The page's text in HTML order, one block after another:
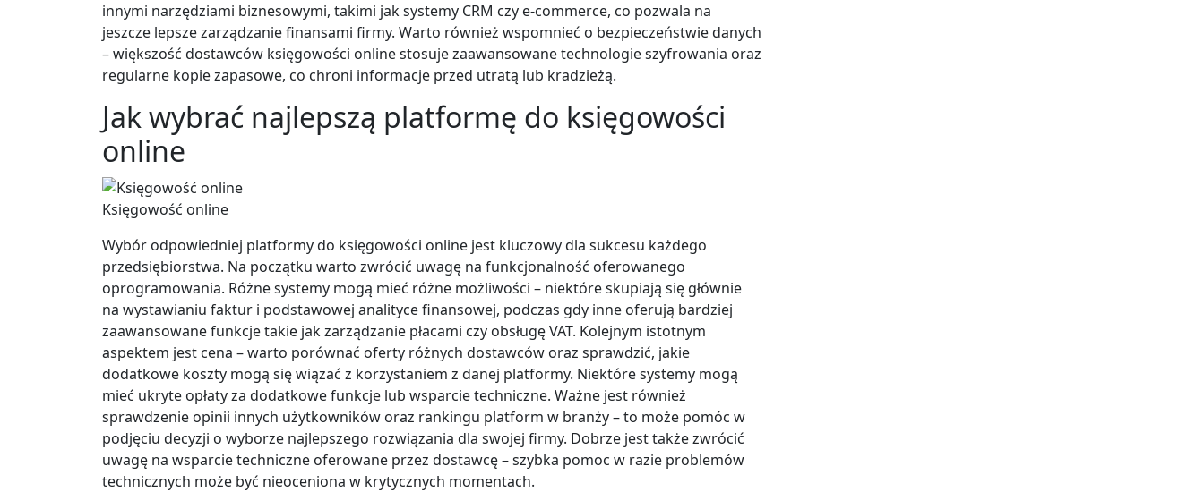
innymi narzędziami biznesowymi, takimi jak systemy CRM czy e-commerce, co pozwala na
jeszcze lepsze zarządzanie finansami firmy. Warto również wspomnieć o bezpieczeństwie danych
– większość dostawców księgowości online stosuje zaawansowane technologie szyfrowania oraz
regularne kopie zapasowe, co chroni informacje przed utratą lub kradzieżą.
Jak wybrać najlepszą platformę do księgowości
online
Księgowość online
Wybór odpowiedniej platformy do księgowości online jest kluczowy dla sukcesu każdego
przedsiębiorstwa. Na początku warto zwrócić uwagę na funkcjonalność oferowanego
oprogramowania. Różne systemy mogą mieć różne możliwości – niektóre skupiają się głównie
na wystawianiu faktur i podstawowej analityce finansowej, podczas gdy inne oferują bardziej
zaawansowane funkcje takie jak zarządzanie płacami czy obsługę VAT. Kolejnym istotnym
aspektem jest cena – warto porównać oferty różnych dostawców oraz sprawdzić, jakie
dodatkowe koszty mogą się wiązać z korzystaniem z danej platformy. Niektóre systemy mogą
mieć ukryte opłaty za dodatkowe funkcje lub wsparcie techniczne. Ważne jest również
sprawdzenie opinii innych użytkowników oraz rankingu platform w branży – to może pomóc w
podjęciu decyzji o wyborze najlepszego rozwiązania dla swojej firmy. Dobrze jest także zwrócić
uwagę na wsparcie techniczne oferowane przez dostawcę – szybka pomoc w razie problemów
technicznych może być nieoceniona w krytycznych momentach.